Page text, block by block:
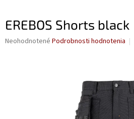
EREBOS Shorts black
Priemerné
Neohodnotené Podrobnosti hodnotenia